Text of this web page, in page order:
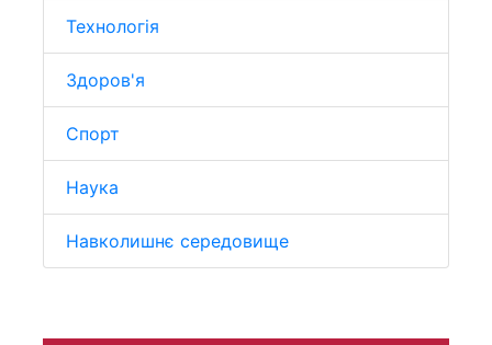
Технологія
Здоров'я
Спорт
Наука
Навколишнє середовище